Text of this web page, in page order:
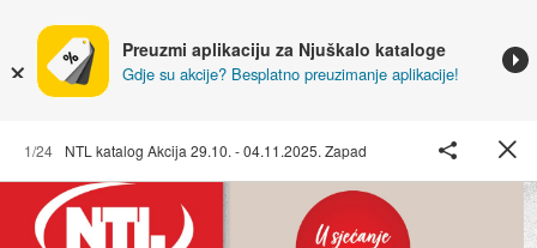
Preuzmi aplikaciju za Njuškalo kataloge
Gdje su akcije? Besplatno preuzimanje aplikacije!
1/24 NTL katalog Akcija 29.10. - 04.11.2025. Zapad